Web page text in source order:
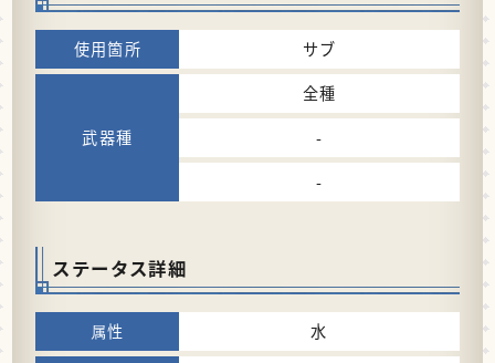
サブ
全種
-
-
ステータス詳細
水